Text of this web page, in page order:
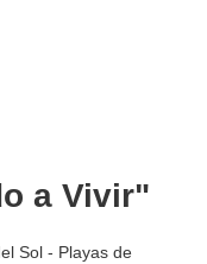
a Vivir"
Sol - Playas de